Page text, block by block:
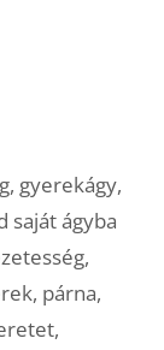
, gyerekágy,
saját ágyba
,
, párna,
,